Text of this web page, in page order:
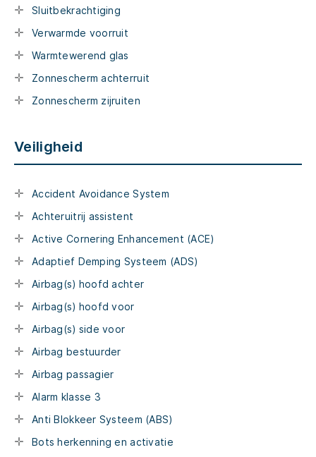
Sluitbekrachtiging
Verwarmde voorruit
Warmtewerend glas
Zonnescherm achterruit
Zonnescherm zijruiten
Veiligheid
Accident Avoidance System
Achteruitrij assistent
Active Cornering Enhancement (ACE)
Adaptief Demping Systeem (ADS)
Airbag(s) hoofd achter
Airbag(s) hoofd voor
Airbag(s) side voor
Airbag bestuurder
Airbag passagier
Alarm klasse 3
Anti Blokkeer Systeem (ABS)
Bots herkenning en activatie